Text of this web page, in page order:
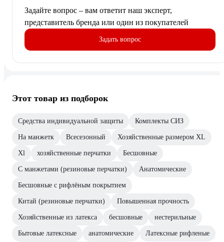
Задайте вопрос – вам ответит наш эксперт,
представитель бренда или один из покупателей
Задать вопрос
Этот товар из подборок
Средства индивидуальной защиты Комплекты СИЗ
На манжетк Всесезонный Хозяйственные размером XL
Xl хозяйственные перчатки Бесшовные
С манжетами (резиновые перчатки) Анатомические
Бесшовные с рифлёным покрытием
Китай (резиновые перчатки) Повышенная прочность
Хозяйственные из латекса бесшовные нестерильные
Бытовые латексные анатомические Латексные рифленые